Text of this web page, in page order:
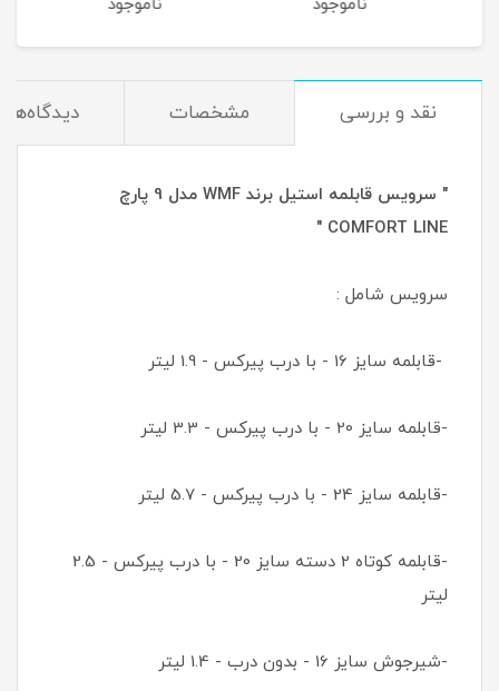
نقد و بررسی مشخصات دیدگاه‌ها
" سرویس قابلمه استیل برند WMF مدل 9 پارچ
COMFORT LINE "
سرویس شامل :
-قابلمه سایز 16 - با درب پیرکس - 1.9 لیتر
-قابلمه سایز 20 - با درب پیرکس - 3.3 لیتر
-قابلمه سایز 24 - با درب پیرکس - 5.7 لیتر
-قابلمه کوتاه 2 دسته سایز 20 - با درب پیرکس - 2.5
لیتر
-شیرجوش سایز 16 - بدون درب - 1.4 لیتر